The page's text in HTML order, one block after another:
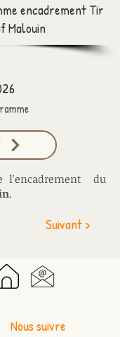
encadrement Tir
Malouin
l'encadrement du
.
Suivant >
Nous suivre